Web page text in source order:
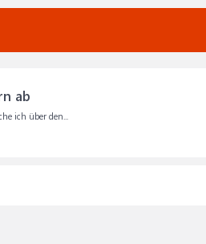
ab
ich über den...